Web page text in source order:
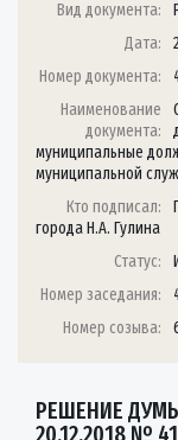
Вид документа:
Дата:
Номер документа:
Наименование
документа:
муниципальные
муниципальной
Кто подписал:
города Н.А. Гулина
Статус:
Номер заседания:
Номер созыва:
РЕШЕНИЕ
20.12.2018 №